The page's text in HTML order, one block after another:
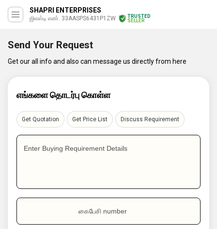
SHAPRI ENTERPRISES
ஜிஎஸ்டி எண். 33AASPS6431P1ZW
TRUSTED
SELLER
Send Your Request
Get our all info and also can message us directly from here
எங்களை தொடர்பு கொள்ள
Get Quotation Get Price List Discuss Requirement
Enter Buying Requirement Details
கைபேசி number